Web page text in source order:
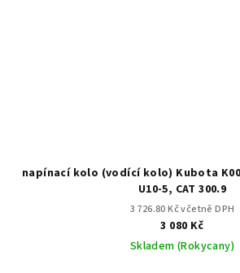
napínací kolo (vodící kolo) Kubota
U10-5, CAT 300.9
3 726.80 Kč včetně DPH
3 080 Kč
Skladem (Rokycany)